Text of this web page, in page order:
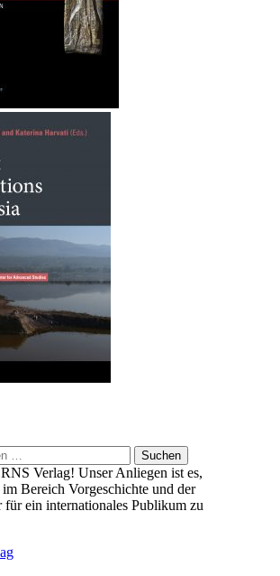
Verlag! Unser Anliegen ist es,
Bereich Vorgeschichte und der
für ein internationales Publikum zu